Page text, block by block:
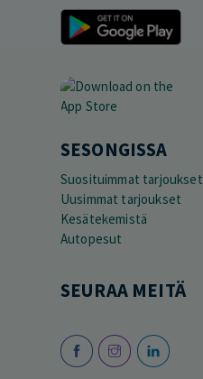
SESONGISSA
Suosituimmat tarjoukset
Uusimmat tarjoukset
Kesätekemistä
Autopesut
SEURAA MEITÄ